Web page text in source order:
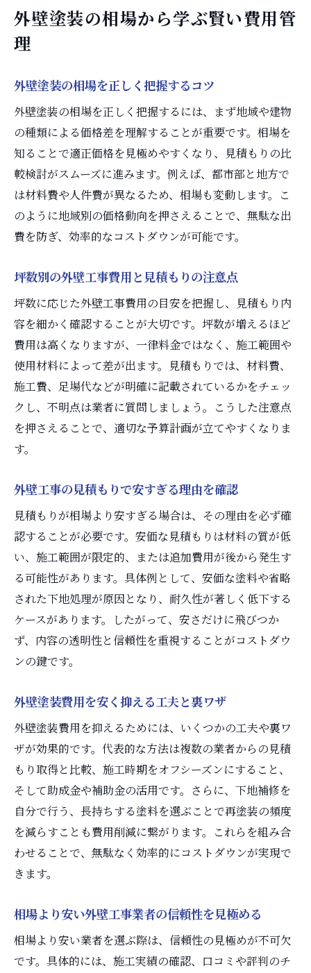
外壁塗装の相場から学ぶ賢い費用管
理
外壁塗装の相場を正しく把握するコツ
外壁塗装の相場を正しく把握するには、まず地域や建物
の種類による価格差を理解することが重要です。相場を
知ることで適正価格を見極めやすくなり、見積もりの比
較検討がスムーズに進みます。例えば、都市部と地方で
は材料費や人件費が異なるため、相場も変動します。こ
のように地域別の価格動向を押さえることで、無駄な出
費を防ぎ、効率的なコストダウンが可能です。
坪数別の外壁工事費用と見積もりの注意点
坪数に応じた外壁工事費用の目安を把握し、見積もり内
容を細かく確認することが大切です。坪数が増えるほど
費用は高くなりますが、一律料金ではなく、施工範囲や
使用材料によって差が出ます。見積もりでは、材料費、
施工費、足場代などが明確に記載されているかをチェッ
クし、不明点は業者に質問しましょう。こうした注意点
を押さえることで、適切な予算計画が立てやすくなりま
す。
外壁工事の見積もりで安すぎる理由を確認
見積もりが相場より安すぎる場合は、その理由を必ず確
認することが必要です。安価な見積もりは材料の質が低
い、施工範囲が限定的、または追加費用が後から発生す
る可能性があります。具体例として、安価な塗料や省略
された下地処理が原因となり、耐久性が著しく低下する
ケースがあります。したがって、安さだけに飛びつか
ず、内容の透明性と信頼性を重視することがコストダウ
ンの鍵です。
外壁塗装費用を安く抑える工夫と裏ワザ
外壁塗装費用を抑えるためには、いくつかの工夫や裏ワ
ザが効果的です。代表的な方法は複数の業者からの見積
もり取得と比較、施工時期をオフシーズンにすること、
そして助成金や補助金の活用です。さらに、下地補修を
自分で行う、長持ちする塗料を選ぶことで再塗装の頻度
を減らすことも費用削減に繋がります。これらを組み合
わせることで、無駄なく効率的にコストダウンが実現で
きます。
相場より安い外壁工事業者の信頼性を見極める
相場より安い業者を選ぶ際は、信頼性の見極めが不可欠
です。具体的には、施工実績の確認、口コミや評判のチ